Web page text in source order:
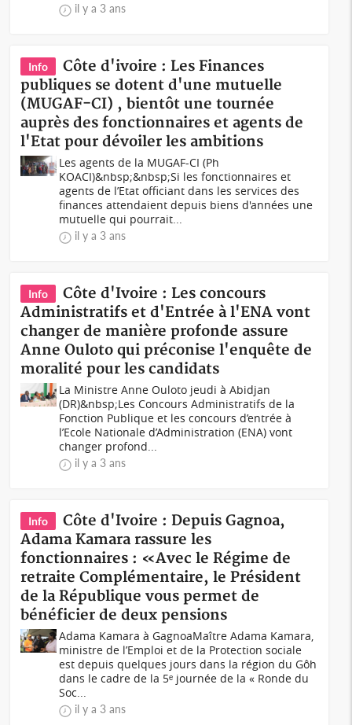
il y a 3 ans
Info
Côte d'ivoire : Les Finances
publiques se dotent d'une mutuelle
(MUGAF-CI) , bientôt une tournée
auprès des fonctionnaires et agents de
l'Etat pour dévoiler les ambitions
Les agents de la MUGAF-CI (Ph
KOACI)&nbsp;&nbsp;Si les fonctionnaires et
agents de l’Etat officiant dans les services des
finances attendaient depuis biens d'années une
mutuelle qui pourrait...
il y a 3 ans
Info
Côte d'Ivoire : Les concours
Administratifs et d'Entrée à l'ENA vont
changer de manière profonde assure
Anne Ouloto qui préconise l'enquête de
moralité pour les candidats
La Ministre Anne Ouloto jeudi à Abidjan
(DR)&nbsp;Les Concours Administratifs de la
Fonction Publique et les concours d’entrée à
l’Ecole Nationale d’Administration (ENA) vont
changer profond...
il y a 3 ans
Info
Côte d'Ivoire : Depuis Gagnoa,
Adama Kamara rassure les
fonctionnaires : «Avec le Régime de
retraite Complémentaire, le Président
de la République vous permet de
bénéficier de deux pensions
Adama Kamara à GagnoaMaître Adama Kamara,
ministre de l’Emploi et de la Protection sociale
est depuis quelques jours dans la région du Gôh
dans le cadre de la 5ᵉ journée de la « Ronde du
Soc...
il y a 3 ans